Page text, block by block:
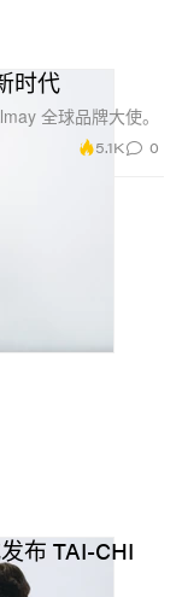
时代
全球品牌大使。
5.1K 0
布 TAI-CHI